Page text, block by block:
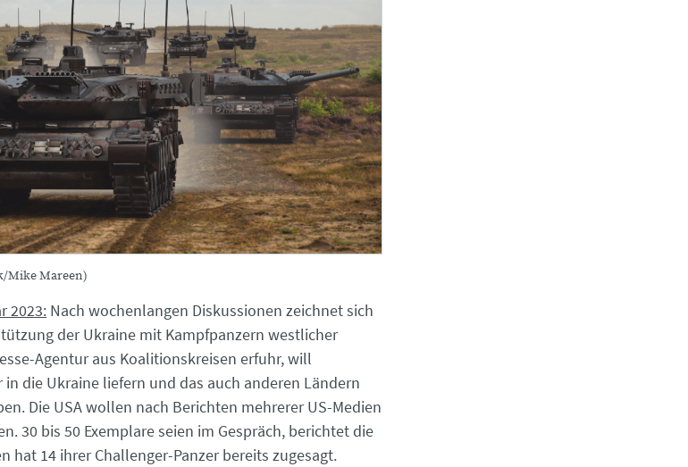
Mike Mareen)
2023: Nach wochenlangen Diskussionen zeichnet sich
der Ukraine mit Kampfpanzern westlicher
Agentur aus Koalitionskreisen erfuhr, will
die Ukraine liefern und das auch anderen Ländern
Die USA wollen nach Berichten mehrerer US-Medien
30 bis 50 Exemplare seien im Gespräch, berichtet die
hat 14 ihrer Challenger-Panzer bereits zugesagt.